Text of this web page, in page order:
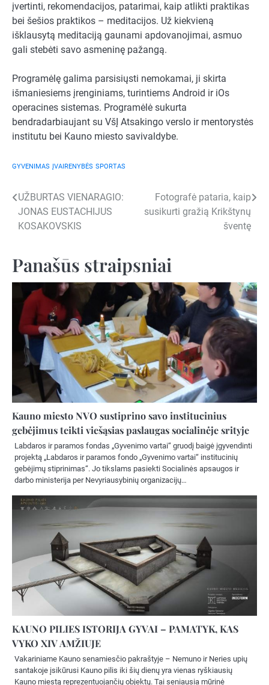
įvertinti, rekomendacijos, patarimai, kaip atlikti praktikas
bei šešios praktikos – meditacijos. Už kiekvieną
išklausytą meditaciją gaunami apdovanojimai, asmuo
gali stebėti savo asmeninę pažangą.
Programėlę galima parsisiųsti nemokamai, ji skirta
išmaniesiems įrenginiams, turintiems Android ir iOs
operacines sistemas. Programėlė sukurta
bendradarbiaujant su VšĮ Atsakingo verslo ir mentorystės
institutu bei Kauno miesto savivaldybe.
GYVENIMAS ĮVAIRENYBĖS SPORTAS
Navigacija
tarp
UŽBURTAS VIENARAGIO:
JONAS EUSTACHIJUS
KOSAKOVSKIS
Fotografė pataria, kaip
susikurti gražią Krikštynų
šventę
Panašūs straipsniai
Kauno miesto NVO sustiprino savo institucinius
gebėjimus teikti viešąsias paslaugas socialinėje srityje
Labdaros ir paramos fondas „Gyvenimo vartai“ gruodį baigė įgyvendinti
projektą „Labdaros ir paramos fondo „Gyvenimo vartai“ institucinių
gebėjimų stiprinimas“. Jo tikslams pasiekti Socialinės apsaugos ir
darbo ministerija per Nevyriausybinių organizacijų…
KAUNO PILIES ISTORIJA GYVAI – PAMATYK, KAS
VYKO XIV AMŽIUJE
Vakariniame Kauno senamiesčio pakraštyje – Nemuno ir Neries upių
santakoje įsikūrusi Kauno pilis iki šių dienų yra vienas ryškiausių
Kauno miestą reprezentuojančių objektų. Tai seniausia mūrinė